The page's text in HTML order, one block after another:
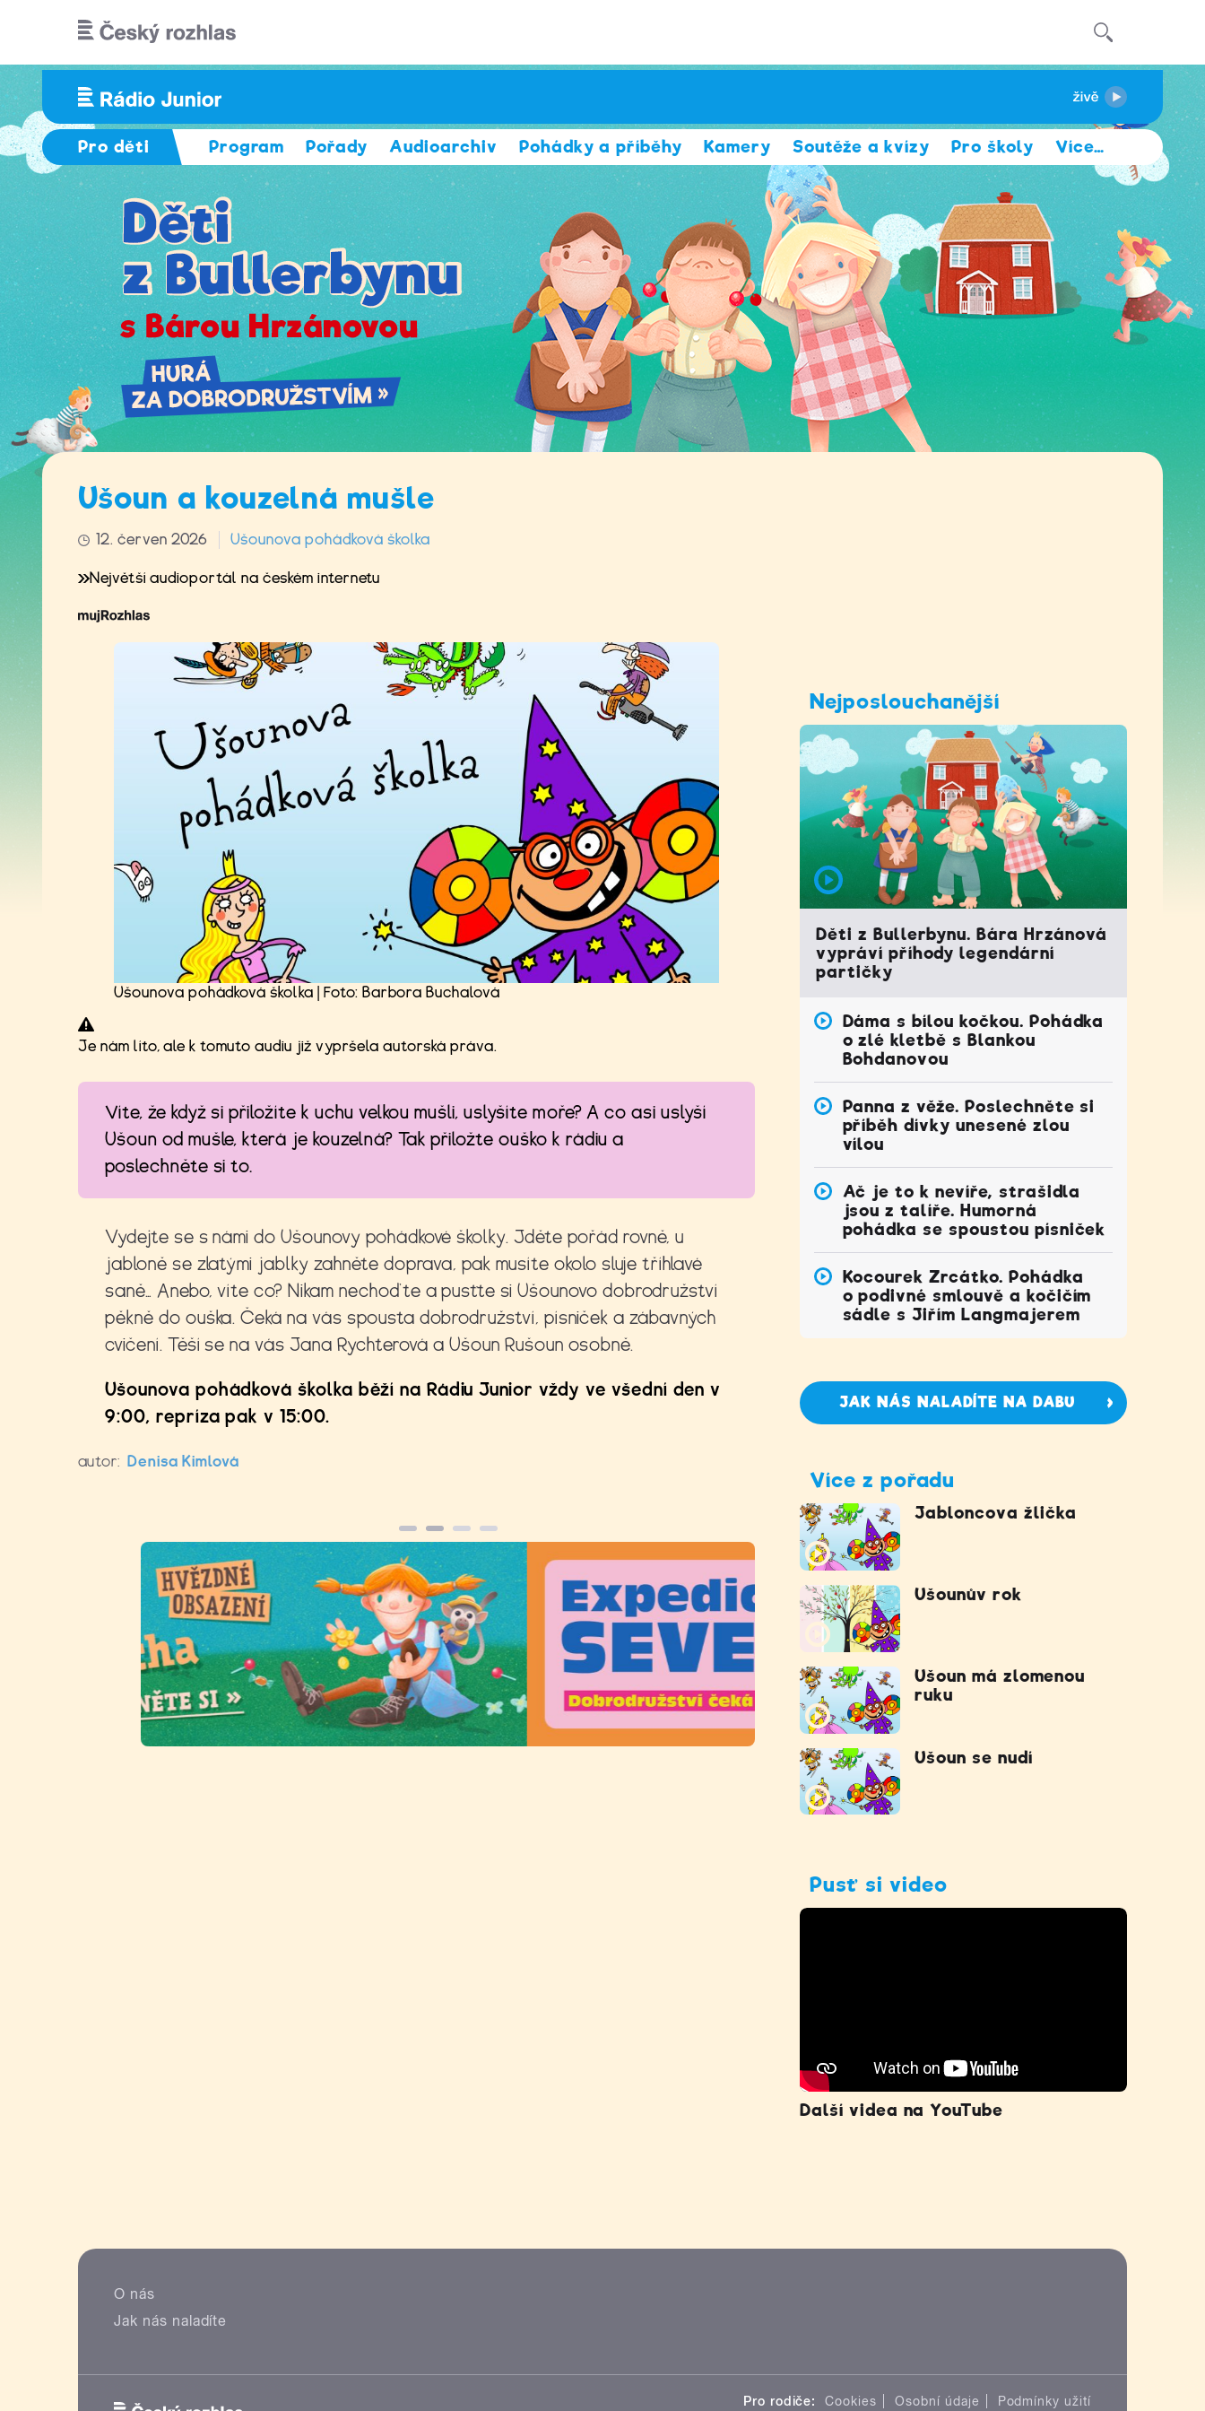
Pro děti Program Pořady Audioarchiv Pohádky a příběhy Kamery Soutěže a kvízy Pro školy Více…
Ušoun a kouzelná mušle
12. červen 2026 Ušounova pohádková školka
Největší audioportál na českém internetu
Ušounova pohádková školka | Foto: Barbora Buchalová
Je nám líto, ale k tomuto audiu již vypršela autorská práva.
Víte, že když si přiložíte k uchu velkou mušli, uslyšíte moře? A co asi uslyší
Ušoun od mušle, která je kouzelná? Tak přiložte ouško k rádiu a
poslechněte si to.
Vydejte se s námi do Ušounovy pohádkové školky. Jděte pořád rovně, u
jabloně se zlatými jablky zahněte doprava, pak musíte okolo sluje tříhlavé
saně… Anebo, víte co? Nikam nechoďte a pusťte si Ušounovo dobrodružství
pěkně do ouška. Čeká na vás spousta dobrodružství, písniček a zábavných
cvičení. Těší se na vás Jana Rychterová a Ušoun Rušoun osobně.
Ušounova pohádková školka běží na Rádiu Junior vždy ve všední den v
9:00, repríza pak v 15:00.
autor: Denisa Kimlová
Nejposlouchanější
Děti z Bullerbynu. Bára Hrzánová
vypráví příhody legendární
partičky
Dáma s bílou kočkou. Pohádka
o zlé kletbě s Blankou
Bohdanovou
Panna z věže. Poslechněte si
příběh dívky unesené zlou
vílou
Ač je to k nevíře, strašidla
jsou z talíře. Humorná
pohádka se spoustou písniček
Kocourek Zrcátko. Pohádka
o podivné smlouvě a kočičím
sádle s Jiřím Langmajerem
JAK NÁS NALADÍTE NA DABU
Více z pořadu
Jabloncova žlička
Ušounův rok
Ušoun má zlomenou
ruku
Ušoun se nudí
Pusť si video
Další videa na YouTube
O nás
Jak nás naladíte
Pro rodiče: Cookies Osobní údaje Podmínky užití